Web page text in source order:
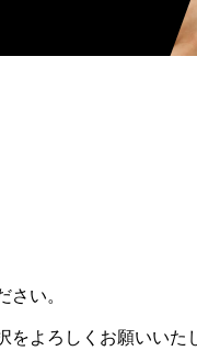
い。
をよろしくお願いいた